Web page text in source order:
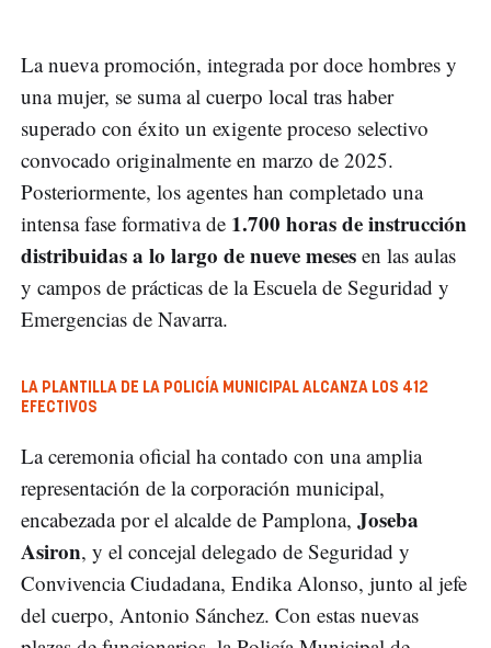
La nueva promoción, integrada por doce hombres y
una mujer, se suma al cuerpo local tras haber
superado con éxito un exigente proceso selectivo
convocado originalmente en marzo de 2025.
Posteriormente, los agentes han completado una
intensa fase formativa de 1.700 horas de instrucción
distribuidas a lo largo de nueve meses en las aulas
y campos de prácticas de la Escuela de Seguridad y
Emergencias de Navarra.
LA PLANTILLA DE LA POLICÍA MUNICIPAL ALCANZA LOS 412
EFECTIVOS
La ceremonia oficial ha contado con una amplia
representación de la corporación municipal,
encabezada por el alcalde de Pamplona, Joseba
Asiron, y el concejal delegado de Seguridad y
Convivencia Ciudadana, Endika Alonso, junto al jefe
del cuerpo, Antonio Sánchez. Con estas nuevas